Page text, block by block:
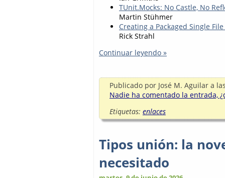
TUnit.Mocks: No Castle, No
Martin Stühmer
Creating a Packaged Single
Rick Strahl
Continuar leyendo »
Publicado por José M. Aguilar a
Nadie ha comentado la entrada,
Etiquetas: enlaces
Tipos unión: la
necesitado